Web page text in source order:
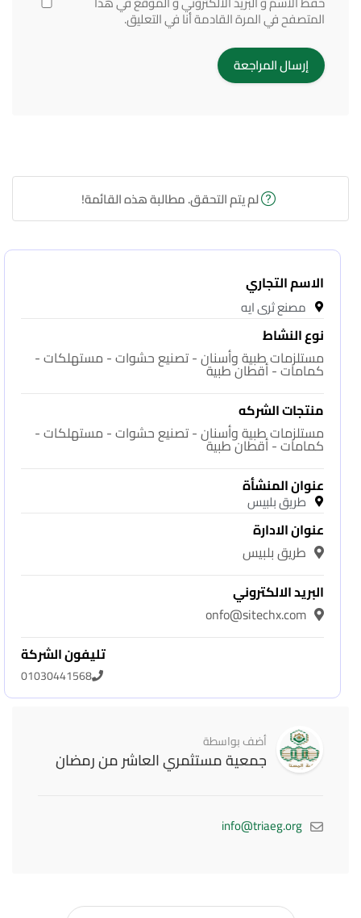
المتصفح في المرة القادمة أنا في التعليق.
لم يتم التحقق. مطالبة هذه القائمة!
الاسم التجاري
مصنع ثرى ايه
نوع النشاط
مستلزمات طبية وأسنان - تصنيع حشوات - مستهلكات -
كمامات - أقطان طبية
منتجات الشركه
مستلزمات طبية وأسنان - تصنيع حشوات - مستهلكات -
كمامات - أقطان طبية
عنوان المنشأة
طريق بلبيس
عنوان الادارة
طريق بلبيس
البريد الالكتروني
onfo@sitechx.com
تليفون الشركة
01030441568
أضف بواسطة
جمعية مستثمري العاشر من رمضان
info@triaeg.org